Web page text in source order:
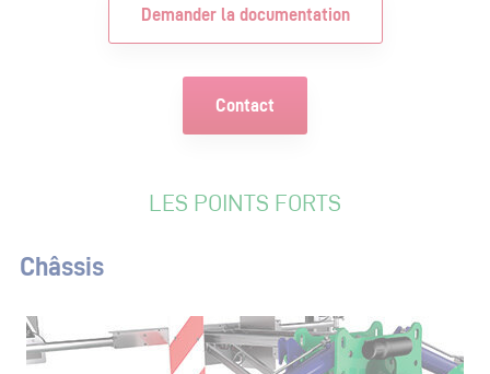
Demander la documentation
Contact
LES POINTS FORTS
Châssis